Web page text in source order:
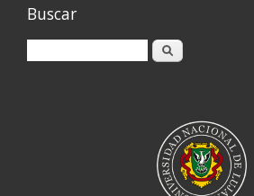
Buscar
Buscar